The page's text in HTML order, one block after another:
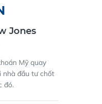
Jones
Mỹ quay
nhà đầu tư chốt
đó.